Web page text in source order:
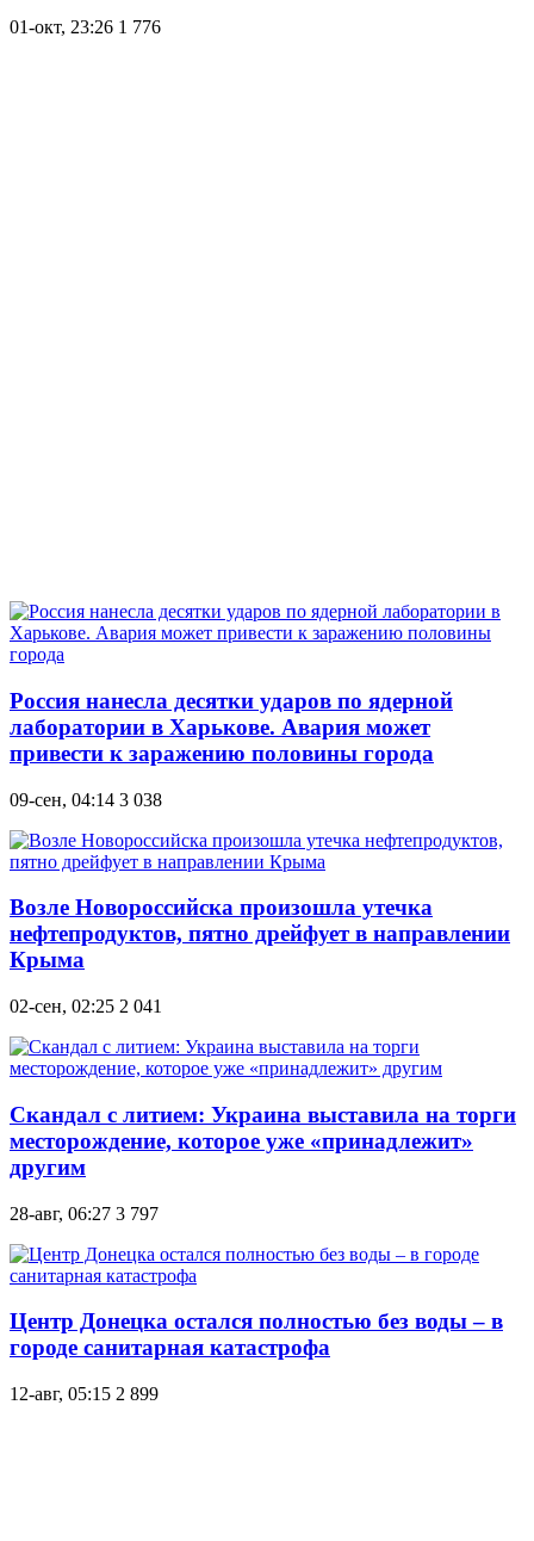
01-окт, 23:26 1 776
Россия нанесла десятки ударов по ядерной
лаборатории в Харькове. Авария может
привести к заражению половины города
09-сен, 04:14 3 038
Возле Новороссийска произошла утечка
нефтепродуктов, пятно дрейфует в направлении
Крыма
02-сен, 02:25 2 041
Скандал с литием: Украина выставила на торги
месторождение, которое уже «принадлежит»
другим
28-авг, 06:27 3 797
Центр Донецка остался полностью без воды – в
городе санитарная катастрофа
12-авг, 05:15 2 899